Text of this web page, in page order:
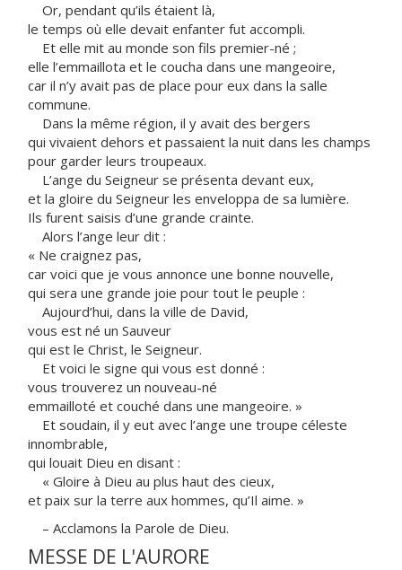
Or, pendant qu’ils étaient là,
le temps où elle devait enfanter fut accompli.
Et elle mit au monde son fils premier-né ;
elle l’emmaillota et le coucha dans une mangeoire,
car il n’y avait pas de place pour eux dans la salle
commune.
Dans la même région, il y avait des bergers
qui vivaient dehors et passaient la nuit dans les champs
pour garder leurs troupeaux.
L’ange du Seigneur se présenta devant eux,
et la gloire du Seigneur les enveloppa de sa lumière.
Ils furent saisis d’une grande crainte.
Alors l’ange leur dit :
« Ne craignez pas,
car voici que je vous annonce une bonne nouvelle,
qui sera une grande joie pour tout le peuple :
Aujourd’hui, dans la ville de David,
vous est né un Sauveur
qui est le Christ, le Seigneur.
Et voici le signe qui vous est donné :
vous trouverez un nouveau-né
emmailloté et couché dans une mangeoire. »
Et soudain, il y eut avec l’ange une troupe céleste
innombrable,
qui louait Dieu en disant :
« Gloire à Dieu au plus haut des cieux,
et paix sur la terre aux hommes, qu’Il aime. »
– Acclamons la Parole de Dieu.
MESSE DE L'AURORE